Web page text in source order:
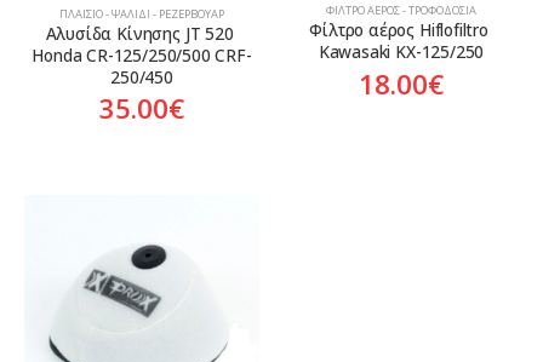
ΠΛΑΊΣΙΟ - ΨΑΛΊΔΙ - ΡΕΖΕΡΒΟΥΆΡ
Αλυσίδα Κίνησης JT 520
Honda CR-125/250/500 CRF-
250/450
35.00€
ΦΊΛΤΡΟ ΑΈΡΟΣ - ΤΡΟΦΟΔΟΣΊΑ
Φίλτρο αέρος Hiflofiltro
Kawasaki KX-125/250
18.00€